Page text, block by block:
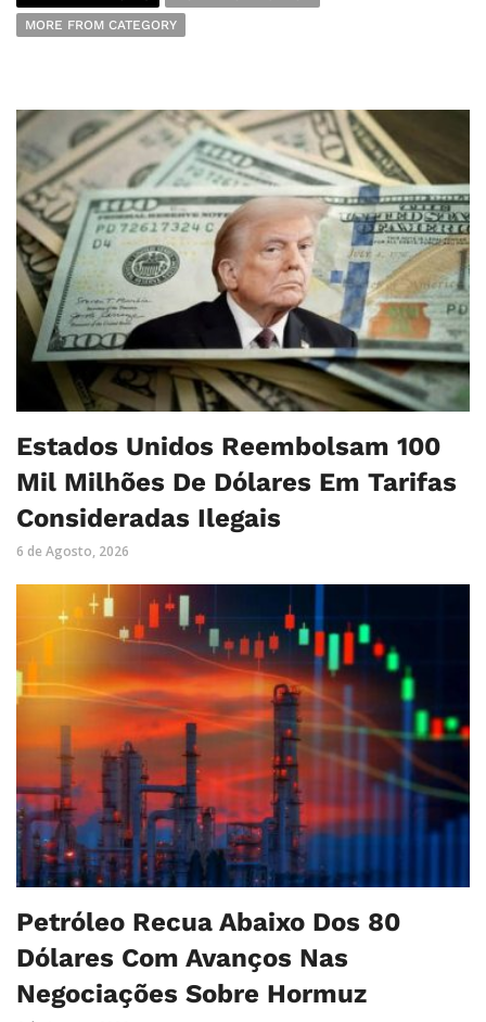
MORE FROM CATEGORY
Estados Unidos Reembolsam 100
Mil Milhões De Dólares Em Tarifas
Consideradas Ilegais
6 de Agosto, 2026
Petróleo Recua Abaixo Dos 80
Dólares Com Avanços Nas
Negociações Sobre Hormuz